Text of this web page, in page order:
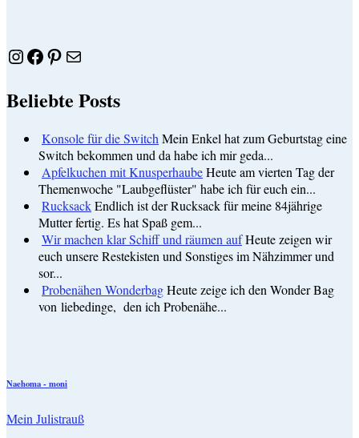
Instagram
Facebook
Pinterest
E-Mail
Beliebte Posts
Konsole für die Switch Mein Enkel hat zum Geburtstag eine
Switch bekommen und da habe ich mir geda...
Apfelkuchen mit KnusperhaubeHeute am vierten Tag der
Themenwoche "Laubgeflüster" habe ich für euch ein...
RucksackEndlich ist der Rucksack für meine 84jährige
Mutter fertig. Es hat Spaß gem...
Wir machen klar Schiff und räumen aufHeute zeigen wir
euch unsere Restekisten und Sonstiges im Nähzimmer und
sor...
Probenähen WonderbagHeute zeige ich den Wonder Bag
von liebedinge, den ich Probenähe...
Naehoma - moni
Mein Julistrauß